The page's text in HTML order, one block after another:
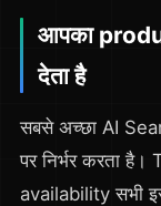
आपका
देता है
सबसे अच्छा AI
पर निर्भर करता
availability सभी